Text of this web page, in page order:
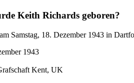
Keith Richards geboren?
Samstag, 18. Dezember 1943 in
1943
Kent, UK